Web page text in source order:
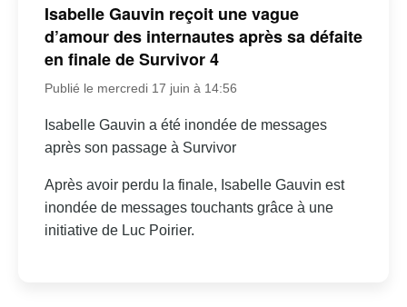
Isabelle Gauvin reçoit une vague
d’amour des internautes après sa défaite
en finale de Survivor 4
Publié le mercredi 17 juin à 14:56
Isabelle Gauvin a été inondée de messages
après son passage à Survivor
Après avoir perdu la finale, Isabelle Gauvin est
inondée de messages touchants grâce à une
initiative de Luc Poirier.